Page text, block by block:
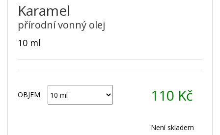
Karamel
přírodní vonný olej
10 ml
OBJEM 110 Kč
Není skladem